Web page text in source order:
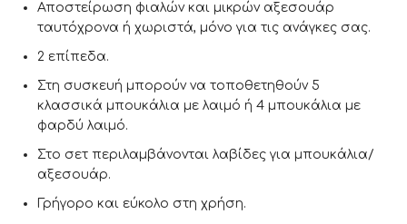
Αποστείρωση φιαλών και μικρών αξεσουάρ
ταυτόχρονα ή χωριστά, μόνο για τις ανάγκες σας.
2 επίπεδα.
Στη συσκευή μπορούν να τοποθετηθούν 5
κλασσικά μπουκάλια με λαιμό ή 4 μπουκάλια με
φαρδύ λαιμό.
Στο σετ περιλαμβάνονται λαβίδες για μπουκάλια/
αξεσουάρ.
Γρήγορο και εύκολο στη χρήση.